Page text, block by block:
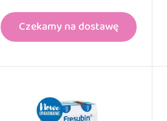
Czekamy na dostawę